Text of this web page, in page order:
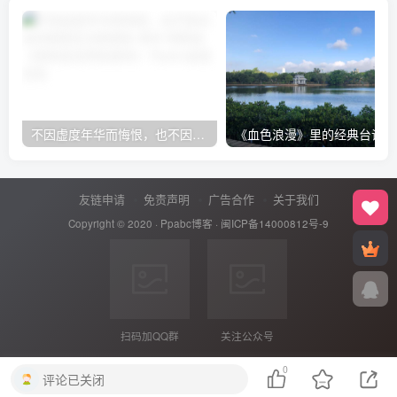
不因虚度年华而悔恨，也不因过去的碌碌无为而羞耻-保尔·柯察金 《钢铁是怎样炼成的》 《血色浪漫》里的经典台词
友链申请 免责声明 广告合作 关于我们
Copyright © 2020 · Ppabc博客 · 闽ICP备14000812号-9
扫码加QQ群 关注公众号
评论已关闭
0